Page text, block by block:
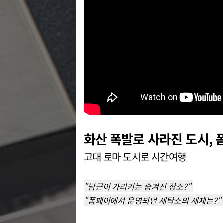
화산 폭발로 사라진 도시,
고대 로마 도시로 시간여행
"남근이 가리키는 숨겨진 장소?"
"폼페이에서 운영되던 세탁소의 세제는?"